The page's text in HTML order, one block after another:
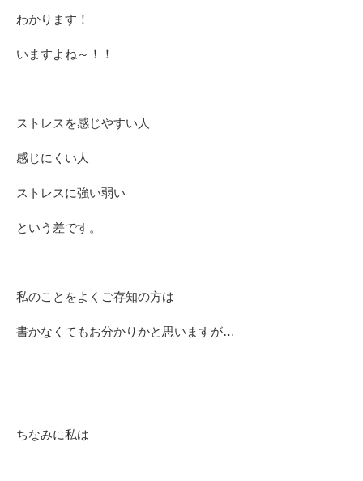
わかります！
いますよね～！！
ストレスを感じやすい人
感じにくい人
ストレスに強い弱い
という差です。
私のことをよくご存知の方は
書かなくてもお分かりかと思いますが…
ちなみに私は